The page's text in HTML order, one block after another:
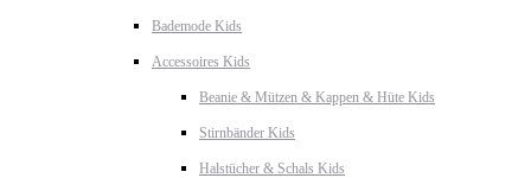
Bademode Kids
Accessoires Kids
Beanie & Mützen & Kappen & Hüte Kids
Stirnbänder Kids
Halstücher & Schals Kids